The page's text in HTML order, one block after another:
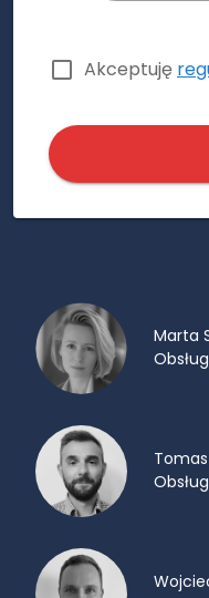
Akceptuję
Marta